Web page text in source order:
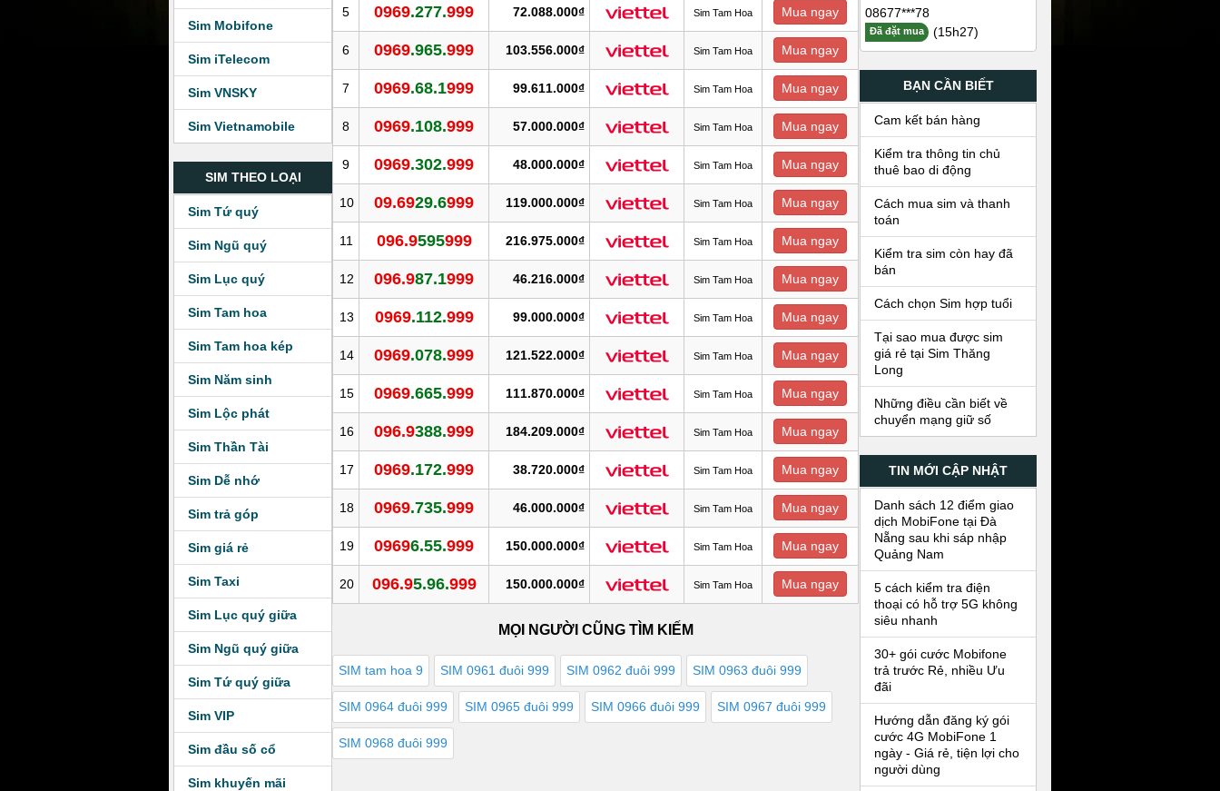
Sim Mobifone
Sim iTelecom
Sim VNSKY
Sim Vietnamobile
SIM THEO LOẠI
Sim Tứ quý
Sim Ngũ quý
Sim Lục quý
Sim Tam hoa
Sim Tam hoa kép
Sim Năm sinh
Sim Lộc phát
Sim Thần Tài
Sim Dễ nhớ
Sim trả góp
Sim giá rẻ
Sim Taxi
Sim Lục quý giữa
Sim Ngũ quý giữa
Sim Tứ quý giữa
Sim VIP
Sim đầu số cổ
Sim khuyến mãi
5 0969.277.999 72.088.000₫ Sim Tam Hoa Mua ngay
6 0969.965.999 103.556.000₫ Sim Tam Hoa Mua ngay
7 0969.68.1999 99.611.000₫ Sim Tam Hoa Mua ngay
8 0969.108.999 57.000.000₫ Sim Tam Hoa Mua ngay
9 0969.302.999 48.000.000₫ Sim Tam Hoa Mua ngay
10 09.6929.6999 119.000.000₫ Sim Tam Hoa Mua ngay
11 096.9595999 216.975.000₫ Sim Tam Hoa Mua ngay
12 096.987.1999 46.216.000₫ Sim Tam Hoa Mua ngay
13 0969.112.999 99.000.000₫ Sim Tam Hoa Mua ngay
14 0969.078.999 121.522.000₫ Sim Tam Hoa Mua ngay
15 0969.665.999 111.870.000₫ Sim Tam Hoa Mua ngay
16 096.9388.999 184.209.000₫ Sim Tam Hoa Mua ngay
17 0969.172.999 38.720.000₫ Sim Tam Hoa Mua ngay
18 0969.735.999 46.000.000₫ Sim Tam Hoa Mua ngay
19 09696.55.999 150.000.000₫ Sim Tam Hoa Mua ngay
20 096.95.96.999 150.000.000₫ Sim Tam Hoa Mua ngay
MỌI NGƯỜI CŨNG TÌM KIẾM
SIM tam hoa 9 SIM 0961 đuôi 999 SIM 0962 đuôi 999 SIM 0963 đuôi 999
SIM 0964 đuôi 999 SIM 0965 đuôi 999 SIM 0966 đuôi 999 SIM 0967 đuôi 999
SIM 0968 đuôi 999
08677***78
Đã đặt mua (15h27)
BẠN CẦN BIẾT
Cam kết bán hàng
Kiểm tra thông tin chủ
thuê bao di động
Cách mua sim và thanh
toán
Kiểm tra sim còn hay đã
bán
Cách chọn Sim hợp tuổi
Tại sao mua được sim
giá rẻ tại Sim Thăng
Long
Những điều cần biết về
chuyển mạng giữ số
TIN MỚI CẬP NHẬT
Danh sách 12 điểm giao
dịch MobiFone tại Đà
Nẵng sau khi sáp nhập
Quảng Nam
5 cách kiểm tra điện
thoại có hỗ trợ 5G không
siêu nhanh
30+ gói cước Mobifone
trả trước Rẻ, nhiều Ưu
đãi
Hướng dẫn đăng ký gói
cước 4G MobiFone 1
ngày - Giá rẻ, tiện lợi cho
người dùng